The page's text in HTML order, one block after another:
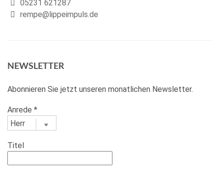
05231 621287
rempe@lippeimpuls.de
NEWSLETTER
Abonnieren Sie jetzt unseren monatlichen Newsletter.
Anrede *
Titel